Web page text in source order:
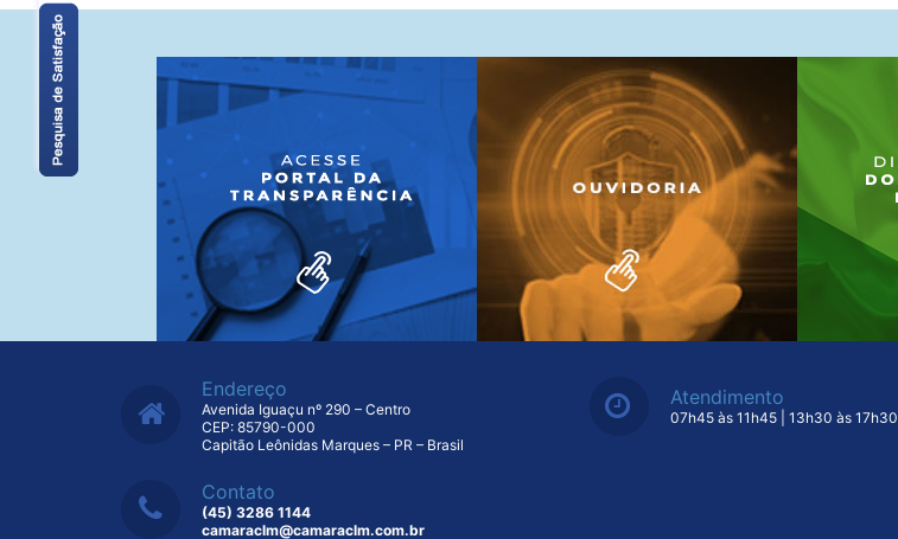
Endereço
Avenida Iguaçu nº 290 – Centro
CEP: 85790-000
Capitão Leônidas Marques – PR – Brasil
Contato
(45) 3286 1144
camaraclm@camaraclm.com.br
Atendimento
07h45 às 11h45 | 13h30 às 17h30